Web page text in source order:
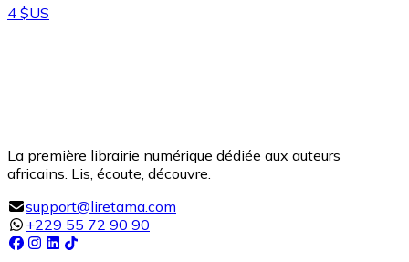
4 $US
La première librairie numérique dédiée aux auteurs
africains. Lis, écoute, découvre.
support@liretama.com
+229 55 72 90 90